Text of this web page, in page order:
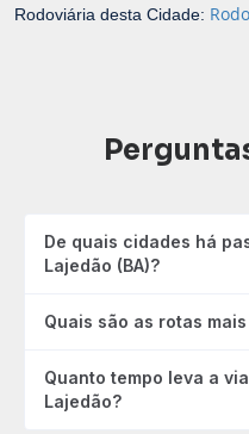
Rodoviária desta Cidade:
De quais cidades há
Lajedão (BA)?
Quais são as rotas
Quanto tempo leva a
Lajedão?